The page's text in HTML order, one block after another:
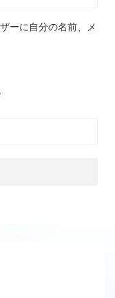
ーに自分の名前、メ